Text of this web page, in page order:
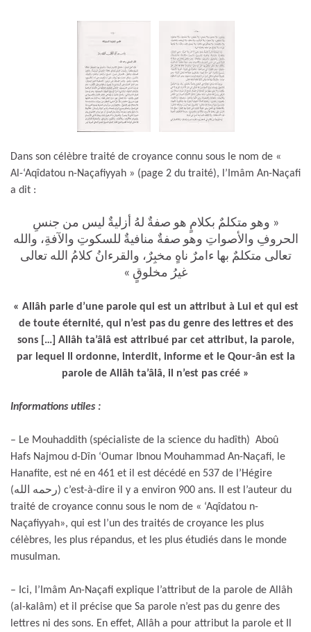
Dans son célèbre traité de croyance connu sous le nom de «
Al-‘Aqîdatou n-Naçafiyyah » (page 2 du traité), l’Imâm An-Naçafi
a dit :
« وهو متكلمٌ بكلامٍ هو صفةٌ لهُ أزليةٌ ليس من جنسِ
الحروفِ والأصواتِ وهو صفةٌ منافيةٌ للسكوتِ والآفةِ، والله
تعالى متكلمٌ بها ءامرٌ ناهٍ مخبِرٌ، والقرءانُ كلامُ الله تعالى
غيرُ مخلوقٍ »
« Allâh parle d’une parole qui est un attribut à Lui et qui est
de toute éternité, qui n’est pas du genre des lettres et des
sons […] Allâh ta’âlâ est attribué par cet attribut, la parole,
par lequel Il ordonne, interdit, informe et le Qour-ân est la
parole de Allâh ta’âlâ, il n’est pas créé »
Informations utiles :
– Le Mouhaddith (spécialiste de la science du hadîth) Aboû
Hafs Najmou d-Dîn ‘Oumar Ibnou Mouhammad An-Naçafi, le
Hanafite, est né en 461 et il est décédé en 537 de l’Hégire
(رحمه الله) c’est-à-dire il y a environ 900 ans. Il est l’auteur du
traité de croyance connu sous le nom de « ‘Aqîdatou n-
Naçafiyyah», qui est l’un des traités de croyance les plus
célèbres, les plus répandus, et les plus étudiés dans le monde
musulman.
– Ici, l’Imâm An-Naçafi explique l’attribut de la parole de Allâh
(al-kalâm) et il précise que Sa parole n’est pas du genre des
lettres ni des sons. En effet, Allâh a pour attribut la parole et Il